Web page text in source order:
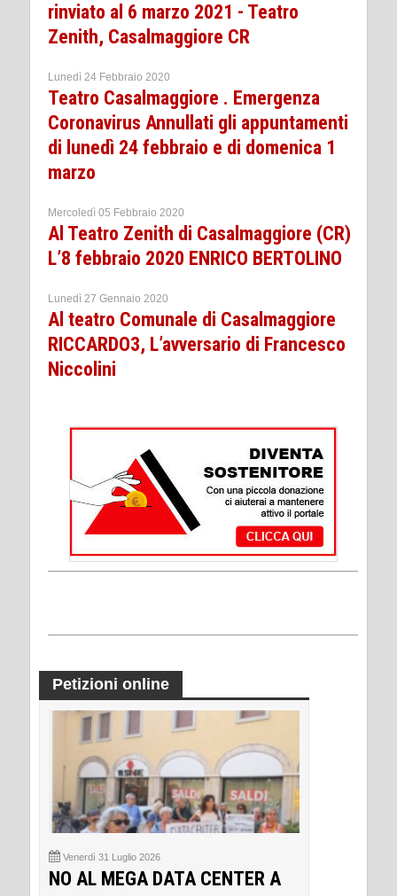
rinviato al 6 marzo 2021 - Teatro
Zenith, Casalmaggiore CR
Lunedì 24 Febbraio 2020
Teatro Casalmaggiore . Emergenza
Coronavirus Annullati gli appuntamenti
di lunedì 24 febbraio e di domenica 1
marzo
Mercoledì 05 Febbraio 2020
Al Teatro Zenith di Casalmaggiore (CR)
L’8 febbraio 2020 ENRICO BERTOLINO
Lunedì 27 Gennaio 2020
Al teatro Comunale di Casalmaggiore
RICCARDO3, L’avversario di Francesco
Niccolini
Petizioni online
Venerdì 31 Luglio 2026
NO AL MEGA DATA CENTER A